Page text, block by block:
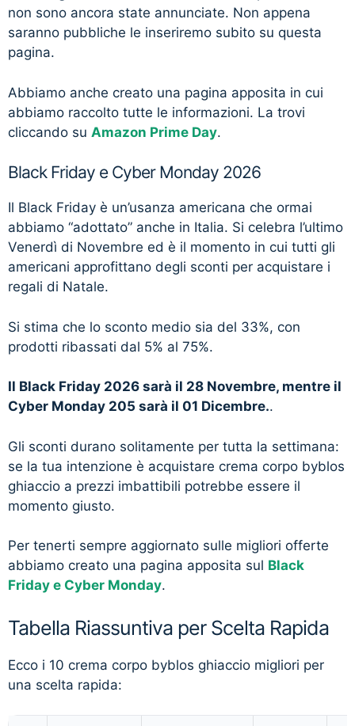
non sono ancora state annunciate. Non appena
saranno pubbliche le inseriremo subito su questa
pagina.
Abbiamo anche creato una pagina apposita in cui
abbiamo raccolto tutte le informazioni. La trovi
cliccando su Amazon Prime Day.
Black Friday e Cyber Monday 2026
Il Black Friday è un’usanza americana che ormai
abbiamo “adottato” anche in Italia. Si celebra l’ultimo
Venerdì di Novembre ed è il momento in cui tutti gli
americani approfittano degli sconti per acquistare i
regali di Natale.
Si stima che lo sconto medio sia del 33%, con
prodotti ribassati dal 5% al 75%.
Il Black Friday 2026 sarà il 28 Novembre, mentre il
Cyber Monday 205 sarà il 01 Dicembre..
Gli sconti durano solitamente per tutta la settimana:
se la tua intenzione è acquistare crema corpo byblos
ghiaccio a prezzi imbattibili potrebbe essere il
momento giusto.
Per tenerti sempre aggiornato sulle migliori offerte
abbiamo creato una pagina apposita sul Black
Friday e Cyber Monday.
Tabella Riassuntiva per Scelta Rapida
Ecco i 10 crema corpo byblos ghiaccio migliori per
una scelta rapida: